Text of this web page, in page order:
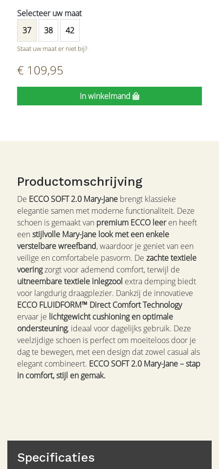
37 38 42
Staat uw maat er niet bij?
€ 109,95
In winkelmand
Productomschrijving
De ECCO SOFT 2.0 Mary-Jane brengt klassieke
elegantie samen met moderne functionaliteit. Deze
schoen is gemaakt van premium ECCO leeren heeft
eenstijlvolle Mary-Jane look met een enkele
verstelbare wreefband, waardoor je geniet van een
veilige en comfortabele pasvorm. De zachte textiele
voeringzorgt voor ademend comfort, terwijl de
uitneembare textiele inlegzool extra demping biedt
voor langdurig draagplezier. Dankzij de innovatieve
ECCO FLUIDFORM™ Direct Comfort Technology
ervaar je lichtgewicht cushioning en optimale
ondersteuning, ideaal voor dagelijks gebruik. Deze
veelzijdige schoen is perfect om moeiteloos door je
dag te bewegen, met een design dat zowel casual als
elegant combineert. ECCO SOFT 2.0 Mary-Jane – stap
in comfort, stijl en gemak.
Specificaties